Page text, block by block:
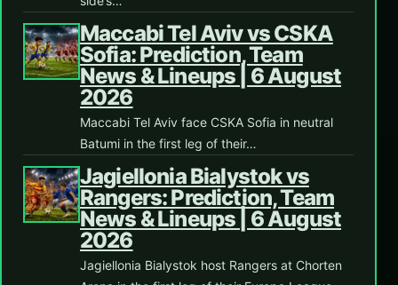
Maccabi Tel Aviv vs CSKA
Sofia: Prediction, Team
News & Lineups | 6 August
2026
Maccabi Tel Aviv face CSKA Sofia in neutral
Batumi in the first leg of their…
Jagiellonia Bialystok vs
Rangers: Prediction, Team
News & Lineups | 6 August
2026
Jagiellonia Bialystok host Rangers at Chorten